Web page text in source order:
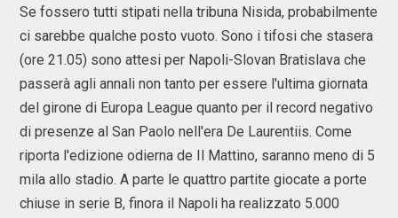
Se fossero tutti stipati nella tribuna Nisida, probabilmente
ci sarebbe qualche posto vuoto. Sono i tifosi che stasera
(ore 21.05) sono attesi per Napoli-Slovan Bratislava che
passerà agli annali non tanto per essere l'ultima giornata
del girone di Europa League quanto per il record negativo
di presenze al San Paolo nell'era De Laurentiis. Come
riporta l'edizione odierna de Il Mattino, saranno meno di 5
mila allo stadio. A parte le quattro partite giocate a porte
chiuse in serie B, finora il Napoli ha realizzato 5.000